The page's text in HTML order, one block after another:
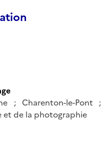
; Charenton-le-Pont ;
de la photographie